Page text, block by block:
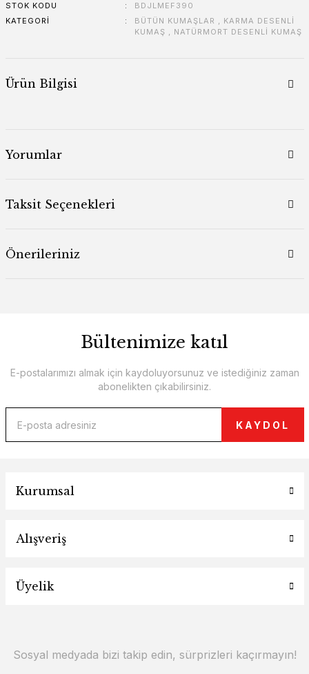
STOK KODU
BDJLMEF390
KATEGORI
BÜTÜN KUMAŞLAR , KARMA DESENLİ
KUMAŞ , NATÜRMORT DESENLİ KUMAŞ
Ürün Bilgisi
Yorumlar
Taksit Seçenekleri
Önerileriniz
Bültenimize katıl
E-postalarımızı almak için kaydoluyorsunuz ve istediğiniz zaman
abonelikten çıkabilirsiniz.
KAYDOL
Kurumsal
Alışveriş
Üyelik
Sosyal medyada bizi takip edin, sürprizleri kaçırmayın!